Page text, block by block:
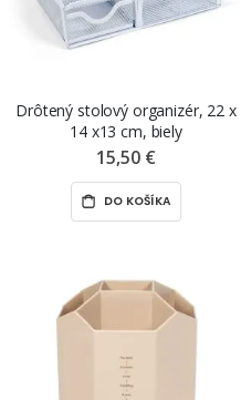
Drôtený stolový organizér, 22 x
14 x13 cm, biely
15,50 €
DO KOŠÍKA